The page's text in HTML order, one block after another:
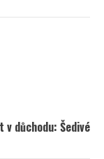
v důchodu: Šedivé